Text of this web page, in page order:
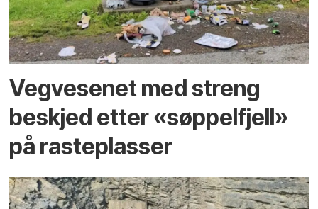
Vegvesenet med streng
beskjed etter «søppelfjell»
på rasteplasser